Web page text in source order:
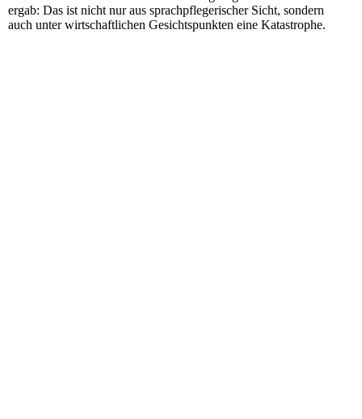
ergab: Das ist nicht nur aus sprachpflegerischer Sicht, sondern
auch unter wirtschaftlichen Gesichtspunkten eine Katastrophe.